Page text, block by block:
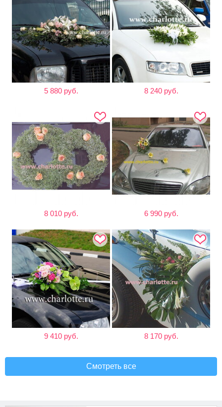
5 880 руб. 8 240 руб.
8 010 руб. 6 990 руб.
9 410 руб. 8 170 руб.
Смотреть все